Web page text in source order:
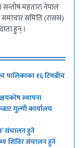
महतारा नेपाल
समाचार समिति (रासस)
हुन् ।
पालिकाका १६ टिमबीच
स्थापना
गुल्मी कार्यालय
संचालन हुने
शिविर संचालन हुने